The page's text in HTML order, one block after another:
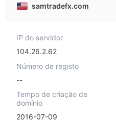
samtradefx.com
IP do servidor
104.26.2.62
Número de registo
--
Tempo de criação de
domínio
2016-07-09